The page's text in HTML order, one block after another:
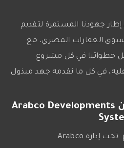
جهودنا المستمرة لتقديم
العقارات المصري، مع
كل خطواتنا في كل مشروع
في كل ما نقدمه جهد مبذول
اهمية التعاقد بين Arabco Developments
يعتمد نجاح أي مشروع تحت إدارة Arabco